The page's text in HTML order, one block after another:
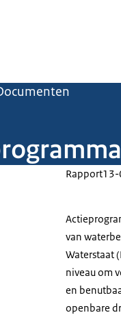
Rapport
van
Waterstaat
niveau om
en
openbare